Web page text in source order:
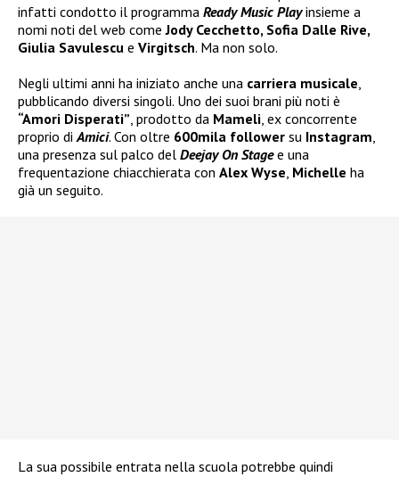
infatti condotto il programma Ready Music Playinsieme a
nomi noti del web comeJody Cecchetto, Sofia Dalle Rive,
Giulia Savulescu e Virgitsch. Ma non solo.
Negli ultimi anni ha iniziato anche una carriera musicale
pubblicando diversi singoli. Uno dei suoi brani più noti è
“Amori Disperati” , prodotto da Mameli , ex concorrente
proprio di Amici. Con oltre 600mila follower su Instagram
una presenza sul palco del Deejay On Stagee una
frequentazione chiacchierata con Alex Wyse Michelle ha
già un seguito.
La sua possibile entrata nella scuola potrebbe quindi